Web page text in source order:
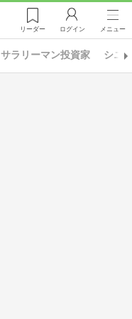
リーダー ログイン メニュー
サラリーマン投資家 シニ